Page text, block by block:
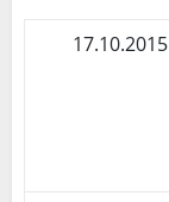
17.10.2015